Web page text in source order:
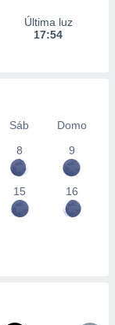
Última luz
17:54
Sáb
Domo
8 9
15 16